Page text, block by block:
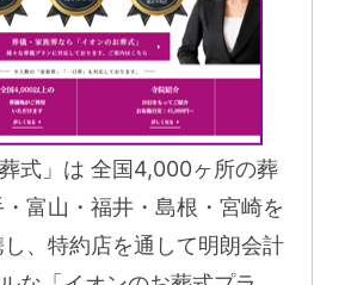
葬式」は 全国4,000ヶ所の葬
富山・福井・島根・宮崎を
、特約店を通して明朗会計